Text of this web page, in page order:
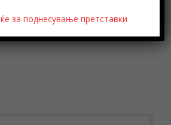
të brokerimit në sigurime
за поднесување претставки